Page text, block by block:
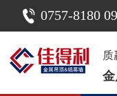
0757-8180
质